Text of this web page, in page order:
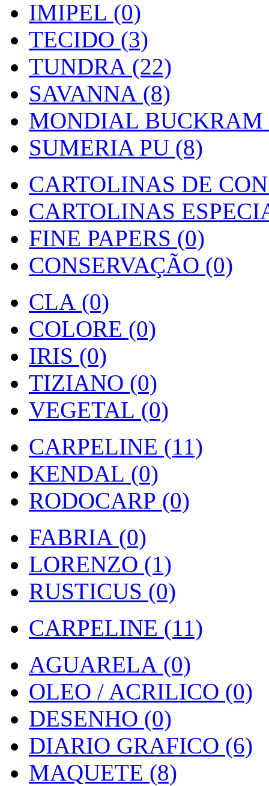
IMIPEL (0)
TECIDO (3)
TUNDRA (22)
SAVANNA (8)
MONDIAL BUCKRAM
SUMERIA PU (8)
CARTOLINAS DE
CARTOLINAS
FINE PAPERS (0)
CONSERVAÇÃO (0)
CLA (0)
COLORE (0)
IRIS (0)
TIZIANO (0)
VEGETAL (0)
CARPELINE (11)
KENDAL (0)
RODOCARP (0)
FABRIA (0)
LORENZO (1)
RUSTICUS (0)
CARPELINE (11)
AGUARELA (0)
OLEO / ACRILICO (0)
DESENHO (0)
DIARIO GRAFICO (6)
MAQUETE (8)